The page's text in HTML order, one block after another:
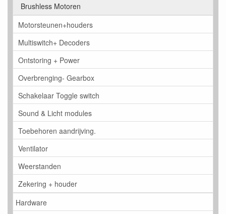
Brushless Motoren
Motorsteunen+houders
Multiswitch+ Decoders
Ontstoring + Power
Overbrenging- Gearbox
Schakelaar Toggle switch
Sound & Licht modules
Toebehoren aandrijving.
Ventilator
Weerstanden
Zekering + houder
Hardware